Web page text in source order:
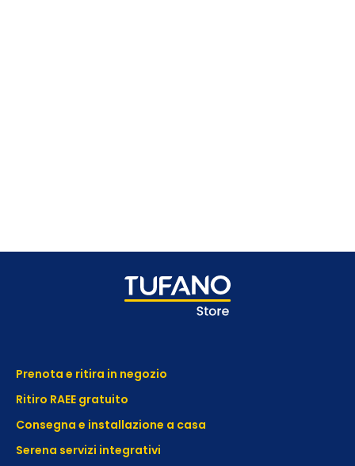
Prenota e ritira in negozio
Ritiro RAEE gratuito
Consegna e installazione a casa
Serena servizi integrativi